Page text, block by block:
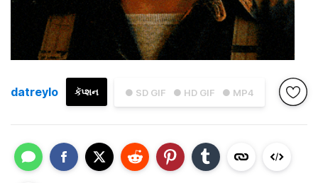
● SD GIF ● HD GIF ● MP4
કૅપ્શન
datreylo